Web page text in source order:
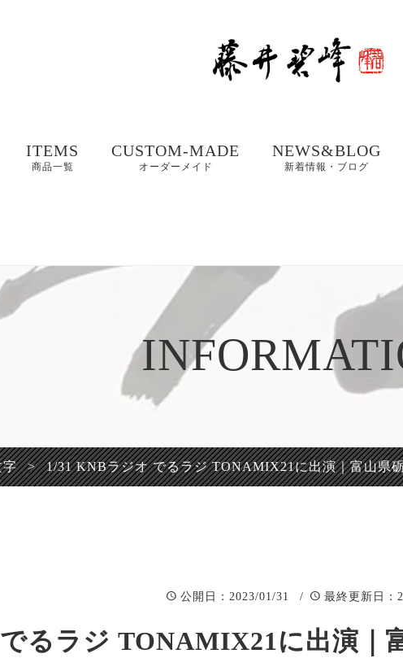
ITEMS
商品一覧
書・行書・隷書
木製表札の取付方法｜
写真で解説
CUSTOM-MADE
オーダーメイド
店名・商品ロゴ、墓
石、表札などの【筆
文字データ制作】
正統派彫刻表札【か
まぼこ彫り】
き彫り】
NEWS&BLOG
新着情報・ブログ
書道家藤井碧峰流
【本気の仕事論】
字 > 1/31 KNBラジオ でるラジ TONAMIX21に出演｜富山県
公開日 ：2023/01/31 / 最終更新日 ：
るラジ TONAMIX21に出演｜